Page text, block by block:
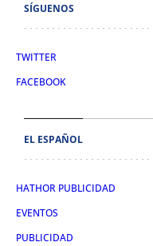
SÍGUENOS
TWITTER
FACEBOOK
EL ESPAÑOL
HATHOR PUBLICIDAD
EVENTOS
PUBLICIDAD